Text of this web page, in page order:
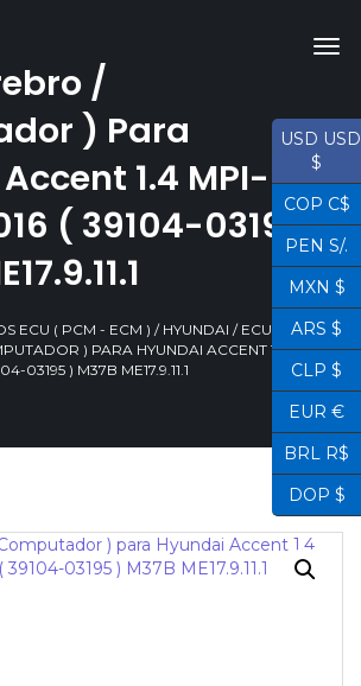
/
) Para
1.4 MPI-
( 39104-03195
ECU ( PCM - ECM ) / HYUNDAI / ECU (
) PARA HYUNDAI ACCENT 1.4 MPI-
03195 ) M37B ME17.9.11.1
USD USD
$
COP C$
PEN S/.
MXN $
ARS $
CLP $
EUR €
BRL R$
DOP $